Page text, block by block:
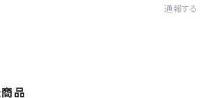
通報する
品